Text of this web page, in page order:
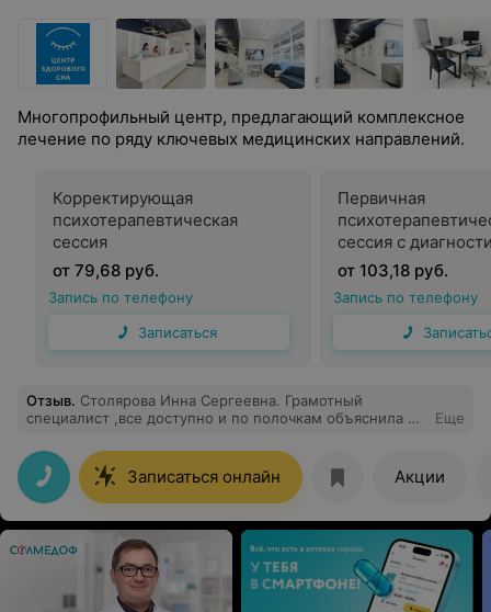
Многопрофильный центр, предлагающий комплексное
лечение по ряду ключевых медицинских направлений.
Корректирующая
психотерапевтическая
сессия
от 79,68 руб.
Запись по телефону
Записаться
Первичная
сессия с
от 103,18 руб.
Запись по телефону
Отзыв. Столярова Инна Сергеевна. Грамотный
специалист ,все доступно и по полочкам объяснила и
обращаться только к этому доктору.
Еще
Записаться онлайн Акции